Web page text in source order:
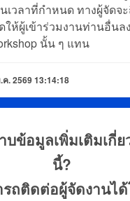
เวลาที่กำหนด ทางผู้จัดจ
ให้ผู้เข้าร่วมงานท่านอื่นล
นั้น ๆ แทน
. 2569 13:14:18
บข้อมูลเพิ่มเติมเกี่
นี้?
ถติดต่อผู้จัดงานได้